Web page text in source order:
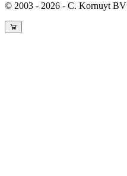
© 2003 - 2026 - C. Kornuyt BV